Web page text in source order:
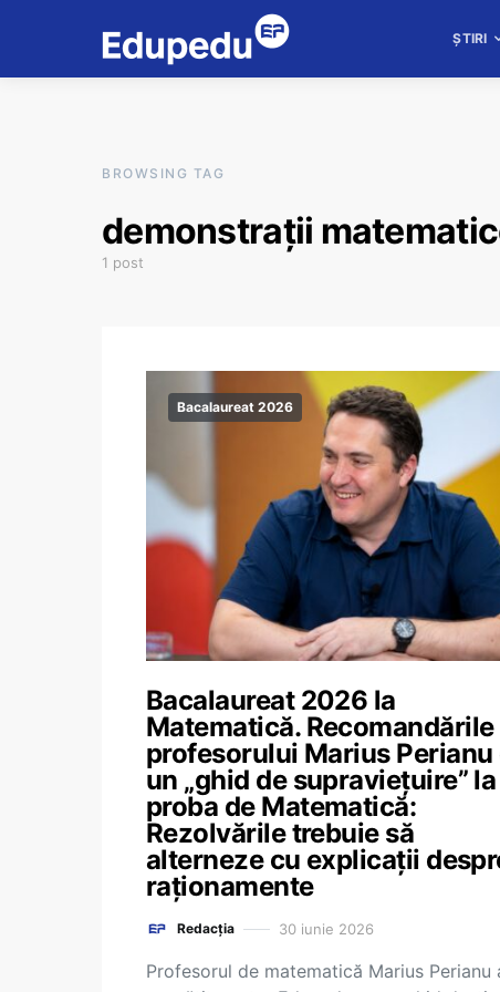
ȘTIRI
BROWSING TAG
demonstrații
1 post
Bacalaureat 2026
Bacalaureat 2026 la
Matematică. Recomandările
profesorului Marius Perianu
un „ghid de supraviețuire” la
proba de Matematică:
Rezolvările trebuie să
alterneze cu explicații
raționamente
Redacția 30 iunie 2026
Profesorul de matematică Marius Perianu